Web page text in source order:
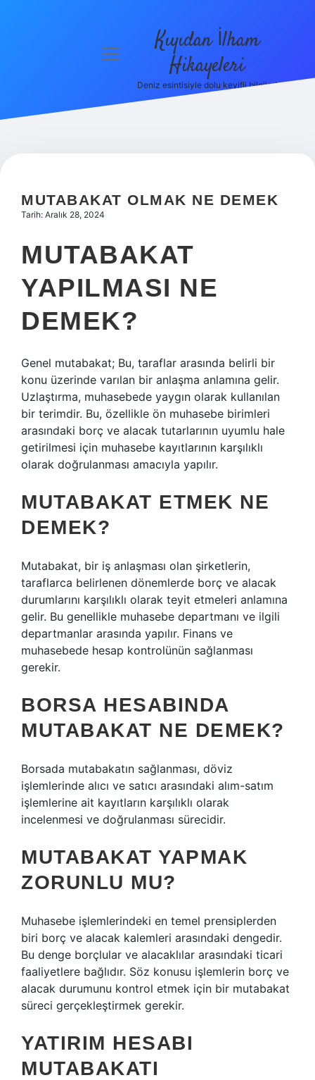
Hakkımızda
menüyü
Kıyıdan İlham
Hikayeleri
Deniz esintisiyle dolu keyifli bilgiler!
MUTABAKAT OLMAK NE DEMEK
Tarih: Aralık 28, 2024
MUTABAKAT
YAPILMASI NE
DEMEK?
Genel mutabakat; Bu, taraflar arasında belirli bir
konu üzerinde varılan bir anlaşma anlamına gelir.
Uzlaştırma, muhasebede yaygın olarak kullanılan
bir terimdir. Bu, özellikle ön muhasebe birimleri
arasındaki borç ve alacak tutarlarının uyumlu hale
getirilmesi için muhasebe kayıtlarının karşılıklı
olarak doğrulanması amacıyla yapılır.
MUTABAKAT ETMEK NE
DEMEK?
Mutabakat, bir iş anlaşması olan şirketlerin,
taraflarca belirlenen dönemlerde borç ve alacak
durumlarını karşılıklı olarak teyit etmeleri anlamına
gelir. Bu genellikle muhasebe departmanı ve ilgili
departmanlar arasında yapılır. Finans ve
muhasebede hesap kontrolünün sağlanması
gerekir.
BORSA HESABINDA
MUTABAKAT NE DEMEK?
Borsada mutabakatın sağlanması, döviz
işlemlerinde alıcı ve satıcı arasındaki alım-satım
işlemlerine ait kayıtların karşılıklı olarak
incelenmesi ve doğrulanması sürecidir.
MUTABAKAT YAPMAK
ZORUNLU MU?
Muhasebe işlemlerindeki en temel prensiplerden
biri borç ve alacak kalemleri arasındaki dengedir.
Bu denge borçlular ve alacaklılar arasındaki ticari
faaliyetlere bağlıdır. Söz konusu işlemlerin borç ve
alacak durumunu kontrol etmek için bir mutabakat
süreci gerçekleştirmek gerekir.
YATIRIM HESABI
MUTABAKATI